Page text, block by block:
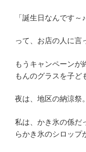
「誕生日なんです～♪
って、お店の人に言
もうキャンペーン
もんのグラスを子ど
夜は、地区の納涼祭。
私は、かき氷の係だ
らかき氷のシロップ